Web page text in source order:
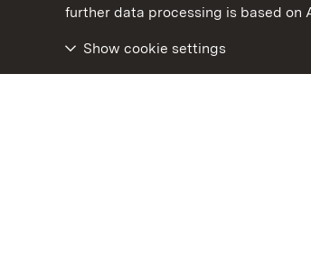
further data processing is based on
Show cookie settings
State Palaces and Gardens of